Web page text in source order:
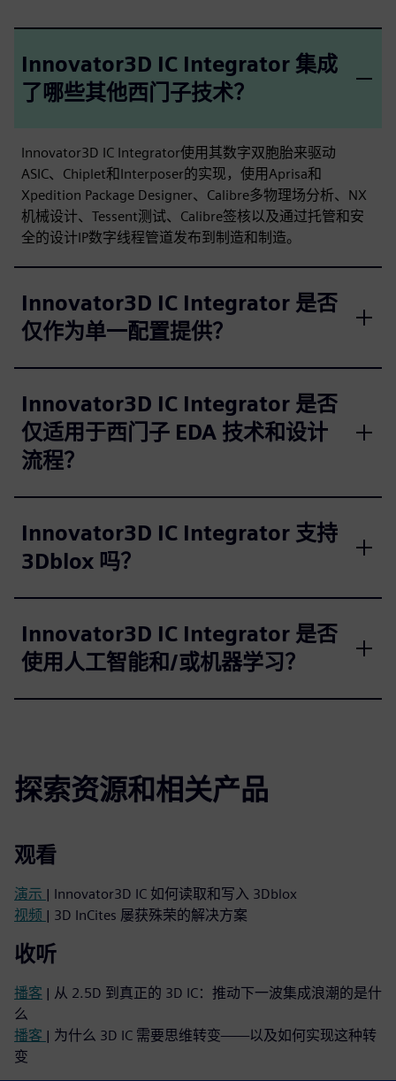
Innovator3D IC Integrator 集成
了哪些其他西门子技术？
Innovator3D IC Integrator使用其数字双胞胎来驱动
ASIC、Chiplet和Interposer的实现，使用Aprisa和
Xpedition Package Designer、Calibre多物理场分析、NX
机械设计、Tessent测试、Calibre签核以及通过托管和安
全的设计IP数字线程管道发布到制造和制造。
Innovator3D IC Integrator 是否
仅作为单一配置提供？
Innovator3D IC Integrator 是否
仅适用于西门子 EDA 技术和设计
流程？
Innovator3D IC Integrator 支持
3Dblox 吗？
Innovator3D IC Integrator 是否
使用人工智能和/或机器学习？
探索资源和相关产品
观看
演示 | Innovator3D IC 如何读取和写入 3Dblox
视频 | 3D InCites 屡获殊荣的解决方案
收听
播客 | 从 2.5D 到真正的 3D IC：推动下一波集成浪潮的是什
么
播客 | 为什么 3D IC 需要思维转变——以及如何实现这种转
变